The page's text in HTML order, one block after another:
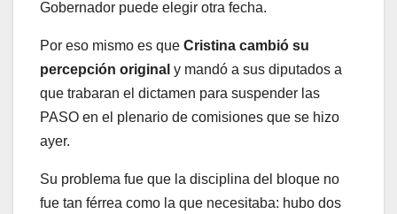
Gobernador puede elegir otra fecha.
Por eso mismo es que Cristina cambió su
percepción original y mandó a sus diputados a
que trabaran el dictamen para suspender las
PASO en el plenario de comisiones que se hizo
ayer.
Su problema fue que la disciplina del bloque no
fue tan férrea como la que necesitaba: hubo dos